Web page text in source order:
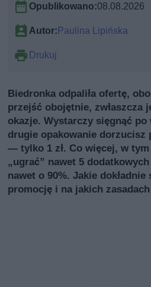
Opublikowano:08.08.2026
Autor: Paulina Lipińska
Drukuj
Biedronka odpaliła ofertę,
przejść obojętnie, zwłaszcza
okazje. Wystarczy sięgnąć po
drugie opakowanie dorzucisz
— tylko 1 zł. Co więcej, w
„ugrać” nawet 5
nawet o 90%. Jakie
promocję i na jakich